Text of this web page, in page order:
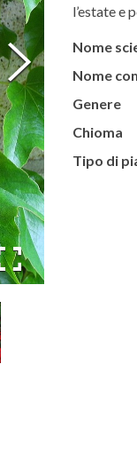
l’estate e
Nome
Nome
Genere
Chioma
Tipo di